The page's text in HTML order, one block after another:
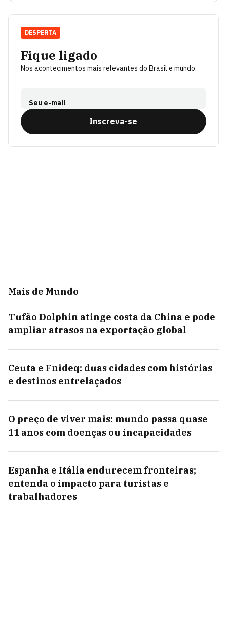
Fique ligado
Nos acontecimentos mais relevantes do Brasil e mundo.
Seu e-mail
Inscreva-se
DESPERTA
Mais de Mundo
Tufão Dolphin atinge costa da China e pode
ampliar atrasos na exportação global
Ceuta e Fnideq: duas cidades com histórias
e destinos entrelaçados
O preço de viver mais: mundo passa quase
11 anos com doenças ou incapacidades
Espanha e Itália endurecem fronteiras;
entenda o impacto para turistas e
trabalhadores